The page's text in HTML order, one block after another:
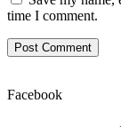
time I comment.
Facebook